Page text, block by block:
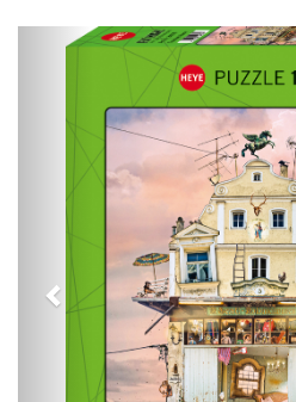
Previous